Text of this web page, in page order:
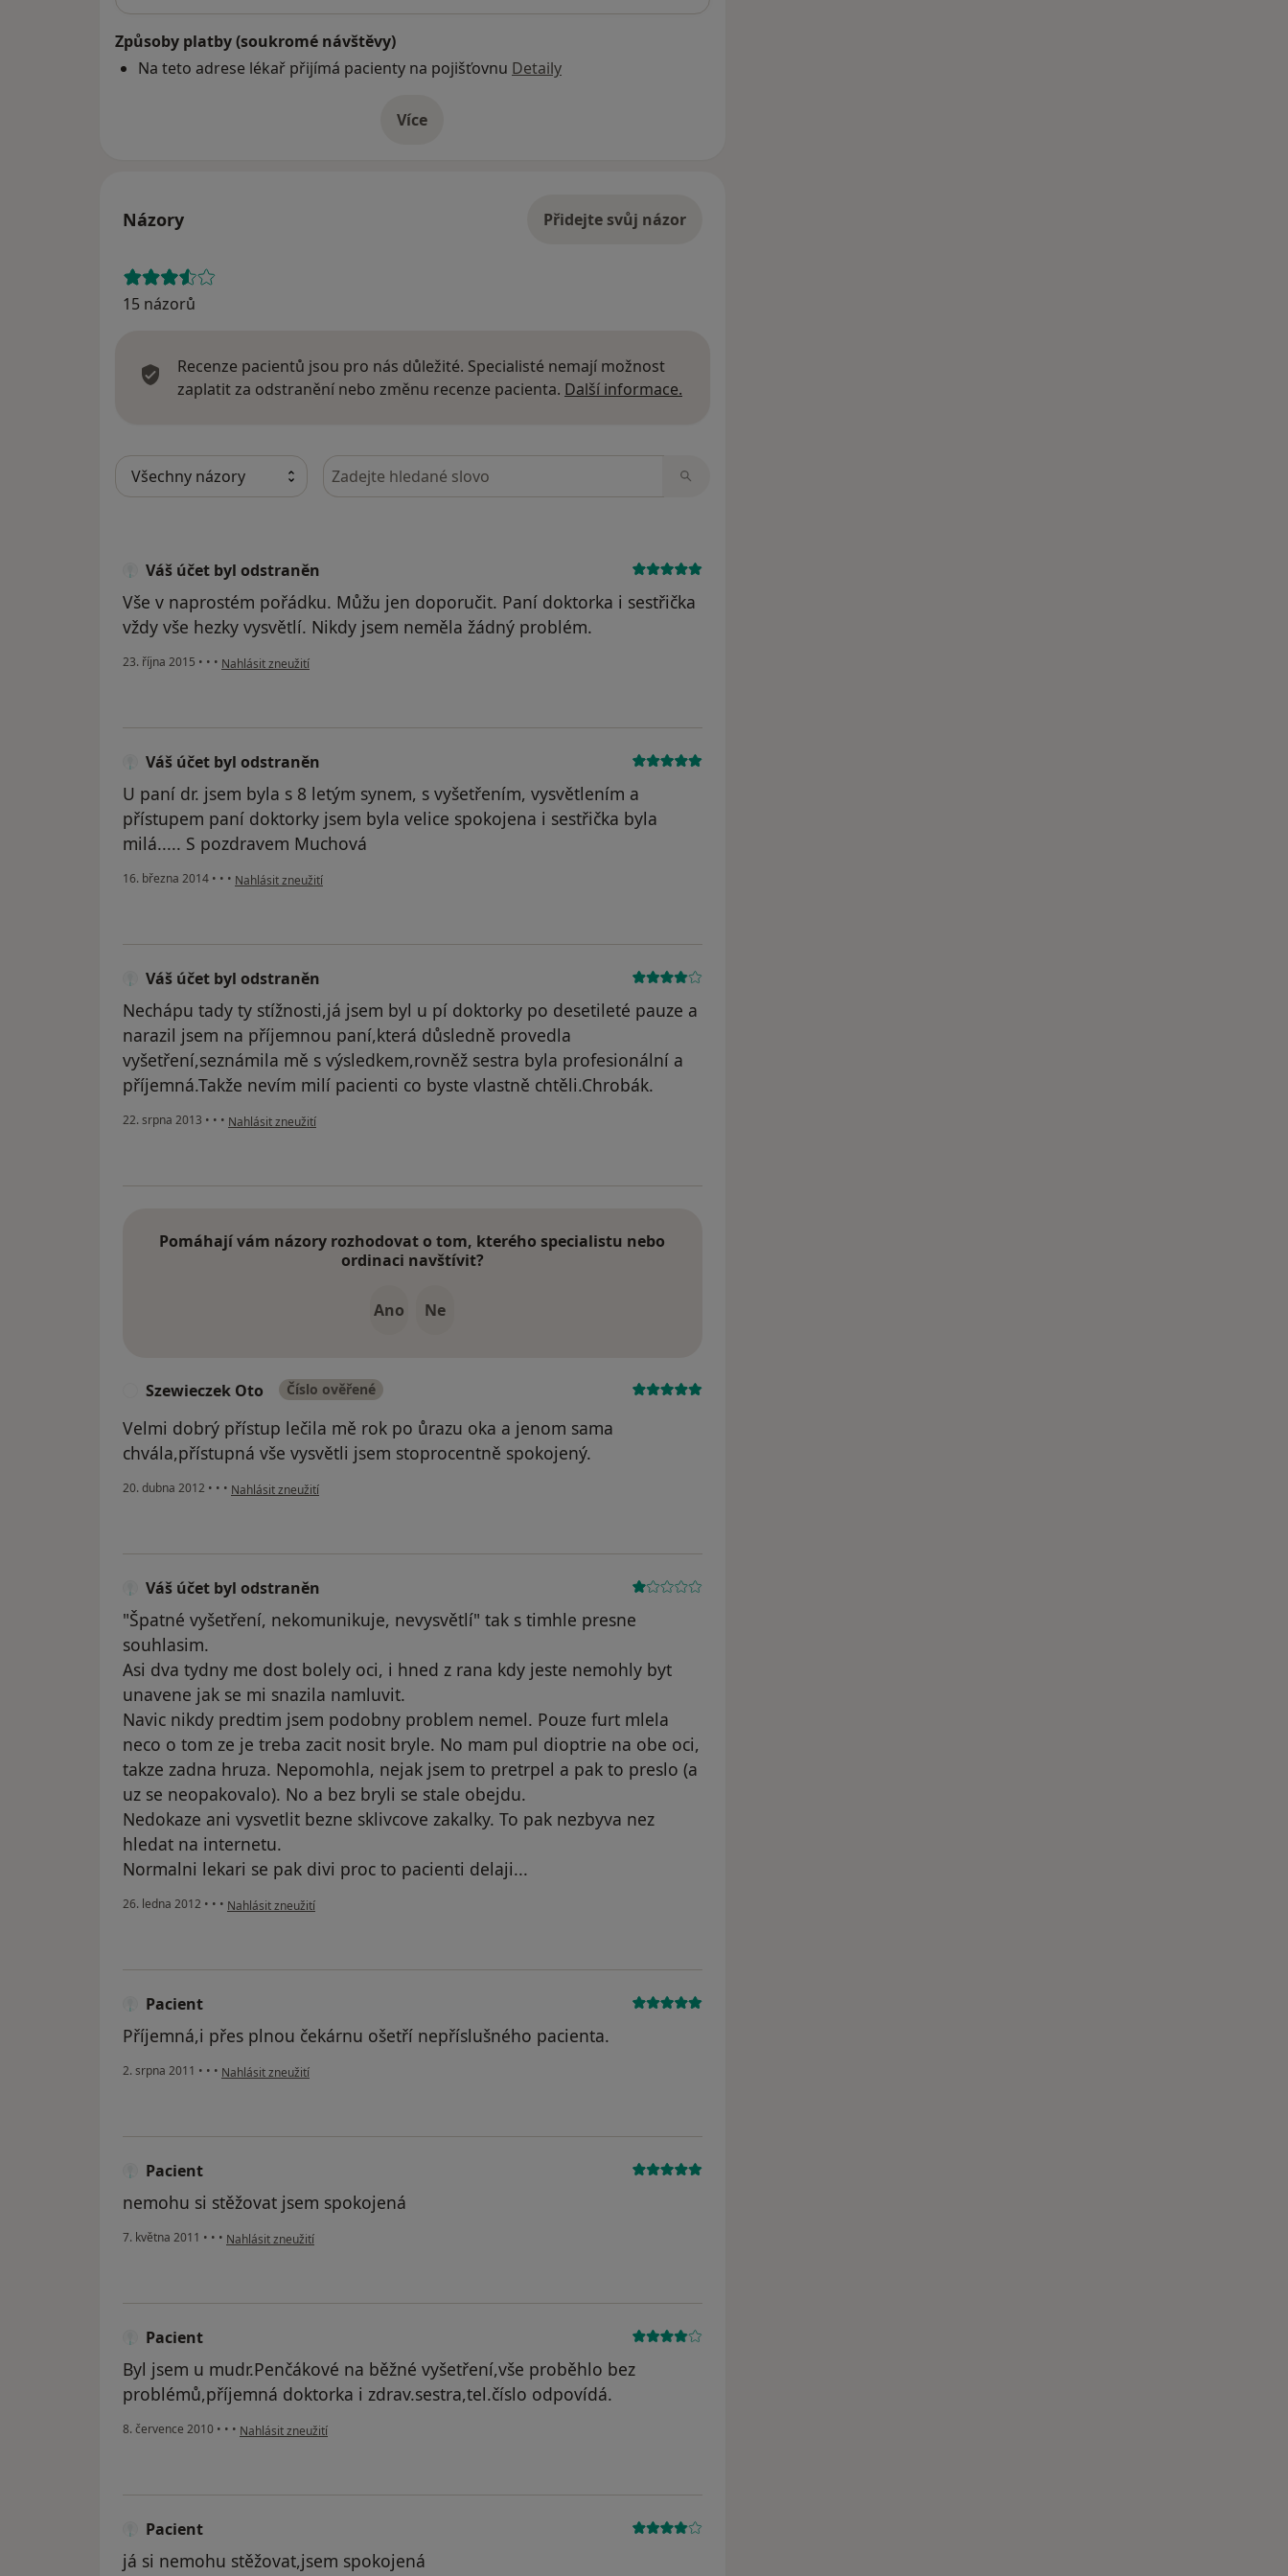
Způsoby platby (soukromé návštěvy)
Na teto adrese lékař přijímá pacienty na pojišťovnu Detaily
Víceo adrese
Názory Přidejte svůj názor
15 názorů
Recenze pacientů jsou pro nás důležité. Specialisté nemají možnost
zaplatit za odstranění nebo změnu recenze pacienta. Další informace.
Hledejte v názorech
Váš účet byl odstraněn
Vše v naprostém pořádku. Můžu jen doporučit. Paní doktorka i sestřička
vždy vše hezky vysvětlí. Nikdy jsem neměla žádný problém.
23. října 2015 • • • podle názoru uživatele Váš účet byl odstraněn
Nahlásit zneužití
Váš účet byl odstraněn
U paní dr. jsem byla s 8 letým synem, s vyšetřením, vysvětlením a
přístupem paní doktorky jsem byla velice spokojena i sestřička byla
milá..... S pozdravem Muchová
16. března 2014 • • • podle názoru uživatele Váš účet byl odstraněn
Nahlásit zneužití
Váš účet byl odstraněn
Nechápu tady ty stížnosti,já jsem byl u pí doktorky po desetileté pauze a
narazil jsem na příjemnou paní,která důsledně provedla
vyšetření,seznámila mě s výsledkem,rovněž sestra byla profesionální a
příjemná.Takže nevím milí pacienti co byste vlastně chtěli.Chrobák.
22. srpna 2013 • • • podle názoru uživatele Váš účet byl odstraněn
Nahlásit zneužití
Pomáhají vám názory rozhodovat o tom, kterého specialistu nebo
ordinaci navštívit?
Ano Ne
Szewieczek Oto Číslo ověřené
Velmi dobrý přístup lečila mě rok po ůrazu oka a jenom sama
chvála,přístupná vše vysvětli jsem stoprocentně spokojený.
20. dubna 2012 • • • podle názoru uživatele Szewieczek Oto
Nahlásit zneužití
Váš účet byl odstraněn
"Špatné vyšetření, nekomunikuje, nevysvětlí" tak s timhle presne
souhlasim.
Asi dva tydny me dost bolely oci, i hned z rana kdy jeste nemohly byt
unavene jak se mi snazila namluvit.
Navic nikdy predtim jsem podobny problem nemel. Pouze furt mlela
neco o tom ze je treba zacit nosit bryle. No mam pul dioptrie na obe oci,
takze zadna hruza. Nepomohla, nejak jsem to pretrpel a pak to preslo (a
uz se neopakovalo). No a bez bryli se stale obejdu.
Nedokaze ani vysvetlit bezne sklivcove zakalky. To pak nezbyva nez
hledat na internetu.
Normalni lekari se pak divi proc to pacienti delaji...
26. ledna 2012 • • • podle názoru uživatele Váš účet byl odstraněn
Nahlásit zneužití
Pacient
Příjemná,i přes plnou čekárnu ošetří nepříslušného pacienta.
2. srpna 2011 • • • podle názoru uživatele Pacient
Nahlásit zneužití
Pacient
nemohu si stěžovat jsem spokojená
7. května 2011 • • • podle názoru uživatele Pacient
Nahlásit zneužití
Pacient
Byl jsem u mudr.Penčákové na běžné vyšetření,vše proběhlo bez
problémů,příjemná doktorka i zdrav.sestra,tel.číslo odpovídá.
8. července 2010 • • • podle názoru uživatele Pacient
Nahlásit zneužití
Pacient
já si nemohu stěžovat,jsem spokojená